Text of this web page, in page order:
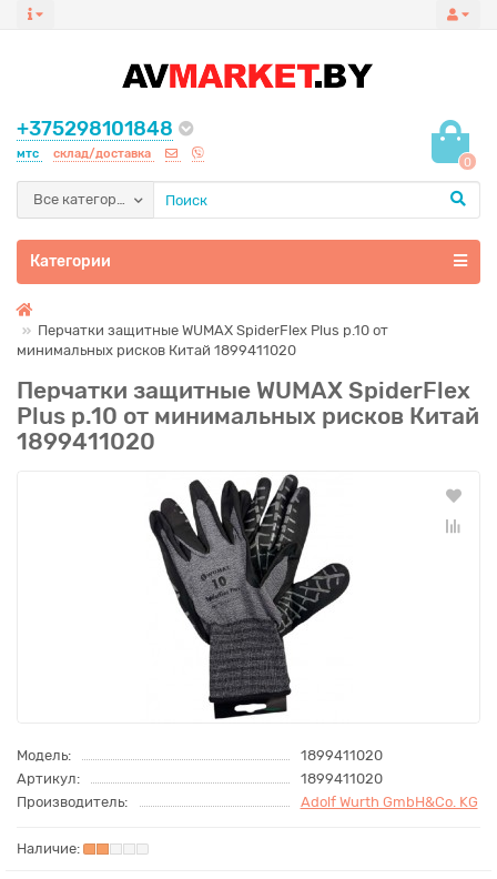
+375298101848
мтс склад/доставка
0
Все категории
Категории
Перчатки защитные WUMAX SpiderFlex Plus р.10 от
минимальных рисков Китай 1899411020
Перчатки защитные WUMAX SpiderFlex
Plus р.10 от минимальных рисков Китай
1899411020
Модель:
1899411020
Артикул:
1899411020
Производитель:
Adolf Wurth GmbH&Co. KG